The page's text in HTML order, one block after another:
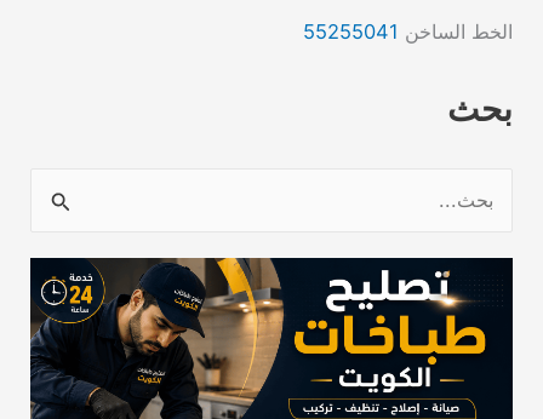
الخط الساخن 55255041
بحث